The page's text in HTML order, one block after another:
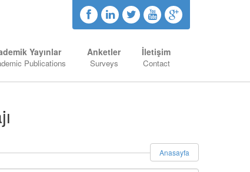
Yayınlar
Publications
Anketler
Surveys
İletişim
Contact
Anasayfa